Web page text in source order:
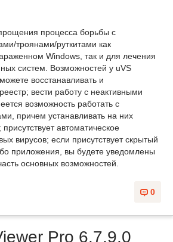
процесса борьбы с
троянами/руткитами как
Windows, так и для лечения
систем. Возможностей у uVS
восстанавливать и
вести работу с неактивными
возможность работать с
причем устанавливать на них
автоматическое
вирусов; если присутствует скрытый
приложения, вы будете уведомлены
основных возможностей.
0
Pro 6.7.9.0